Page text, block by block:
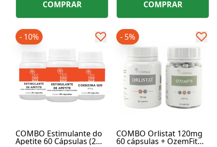
COMPRAR COMPRAR
COMBO Estimulante do
Apetite 60 Cápsulas (2
- 10%
COMBO Orlistat 120mg
60 cápsulas + OzemFit
- 5%